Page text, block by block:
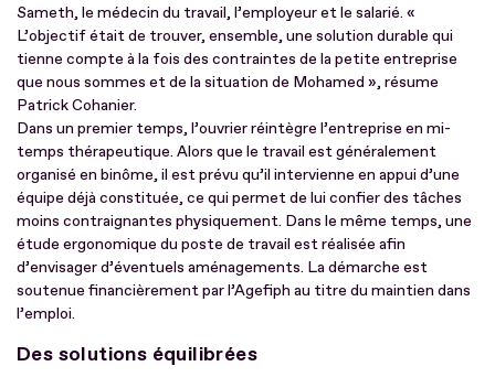
Sameth, le médecin du travail, l’employeur et le salarié. «
L’objectif était de trouver, ensemble, une solution durable qui
tienne compte à la fois des contraintes de la petite entreprise
que nous sommes et de la situation de Mohamed », résume
Patrick Cohanier.
Dans un premier temps, l’ouvrier réintègre l’entreprise en mi-
temps thérapeutique. Alors que le travail est généralement
organisé en binôme, il est prévu qu’il intervienne en appui d’une
équipe déjà constituée, ce qui permet de lui confier des tâches
moins contraignantes physiquement. Dans le même temps, une
étude ergonomique du poste de travail est réalisée afin
d’envisager d’éventuels aménagements. La démarche est
soutenue financièrement par l’Agefiph au titre du maintien dans
l’emploi.
Des solutions équilibrées